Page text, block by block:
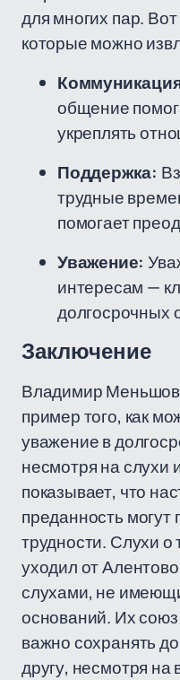
для многих пар.
которые можно
общение
укреплять
Поддержка:
трудные
помогает
Уважение:
интересам —
долгосрочных
Заключение
Владимир
пример того, как
уважение в
несмотря на слухи
показывает, что
преданность
трудности. Слухи
уходил от
слухами, не
оснований. Их союз
важно сохранять
другу, несмотря на